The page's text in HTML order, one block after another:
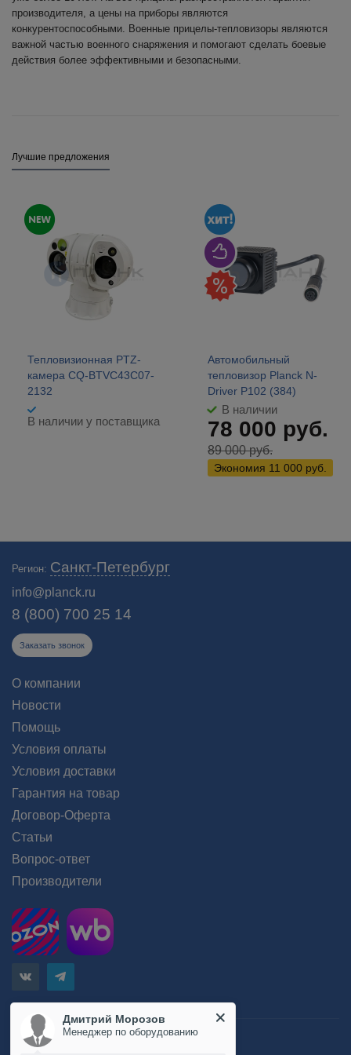
производителя, а цены на приборы являются
конкурентоспособными. Военные прицелы-тепловизоры являются
важной частью военного снаряжения и помогают сделать боевые
действия более эффективными и безопасными.
Лучшие предложения
Тепловизионная PTZ-
камера CQ-BTVC43C07-
2132
В наличии у поставщика
Автомобильный
тепловизор Planck N-
Driver P102 (384)
В наличии
78 000 руб.
89 000руб.
Экономия 11 000 руб.
военных. Купить военные прицелы ночного видения на автомат. 🚗
Бесплатная доставка в Санкт-Петербурге!
Регион: Санкт-Петербург
info@planck.ru
8 (800) 700 25 14
Заказать звонок
О компании
Новости
Помощь
Условия оплаты
Условия доставки
Гарантия на товар
Договор-Оферта
Статьи
Вопрос-ответ
Производители
Пользовательское соглашение
Положение об обработке персональных данных
Дмитрий Морозов
Менеджер по оборудованию